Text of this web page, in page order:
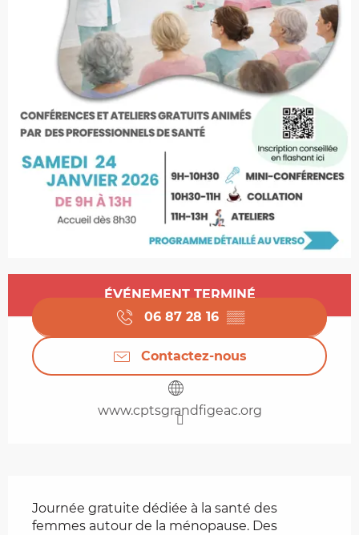
Ouverture et coordonnées
ÉVÉNEMENT TERMINÉ
06 87 28 16 ▒▒
Contactez-nous
www.cptsgrandfigeac.org
Journée gratuite dédiée à la santé des
femmes autour de la ménopause. Des